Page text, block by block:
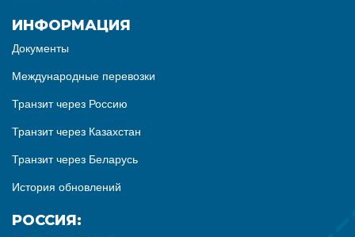
ИНФОРМАЦИЯ
Документы
Международные перевозки
Транзит через Россию
Транзит через Казахстан
Транзит через Беларусь
История обновлений
РОССИЯ: